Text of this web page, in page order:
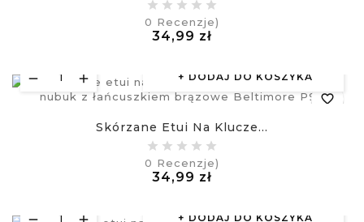
0 Recenzje)
34,99 zł
DODAJ DO KOSZYKA
favorite_border
Skórzane Etui Na Klucze...
0 Recenzje)
34,99 zł
DODAJ DO KOSZYKA